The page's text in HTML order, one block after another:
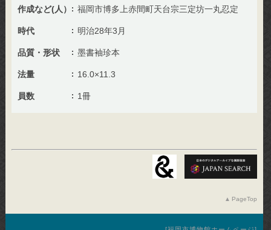
作成など(人） 福岡市博多上赤間町天台宗三定坊一丸忍定
時代 明治28年3月
品質・形状 墨書袖珍本
法量 16.0×11.3
員数 1冊
PageTop